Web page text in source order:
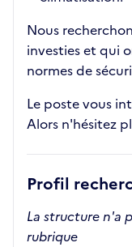
Nous
investies et qui
normes de
Le poste vous
Alors n'hésitez
Profil
La structure n'a
rubrique